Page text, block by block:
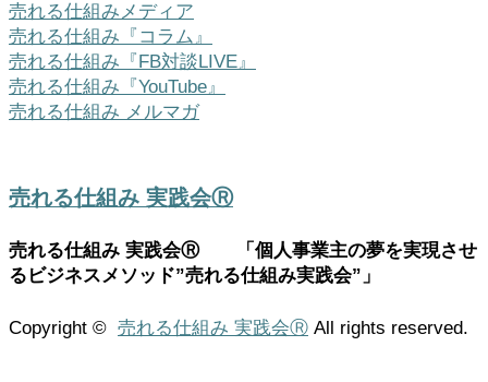
売れる仕組みメディア
売れる仕組み『コラム』
売れる仕組み『FB対談LIVE』
売れる仕組み『YouTube』
売れる仕組み メルマガ
売れる仕組み 実践会Ⓡ
売れる仕組み 実践会Ⓡ 「個人事業主の夢を実現させ
るビジネスメソッド”売れる仕組み実践会”」
Copyright © 売れる仕組み 実践会Ⓡ All rights reserved.